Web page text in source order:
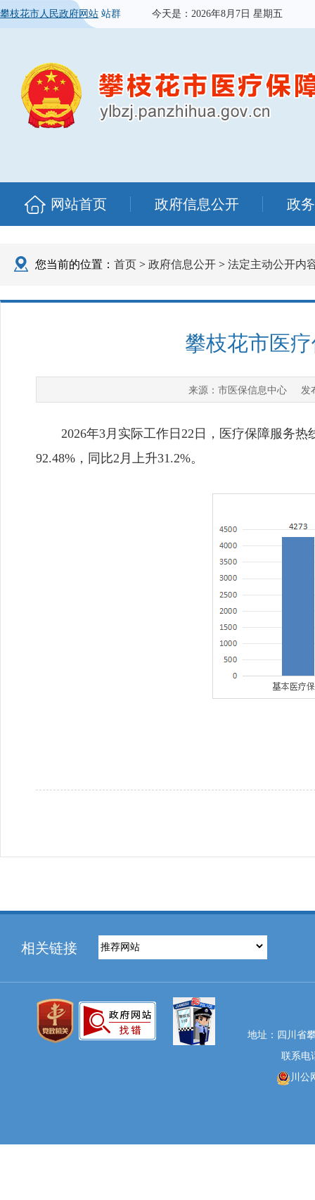
攀枝花市人民政府网站 站群 今天是： 2026年8月7日 星期五
网站首页 政府信息公开 政
您当前的位置： 首页 > 政府信息公开 > 法定主动公开内
攀枝花市医
来源： 市医保信息中心发布
2026年3月实际工作日22日，医疗保障服务热
92.48%，同比2月上升31.2%。
相关链接
地址：四川省
联系电
川公